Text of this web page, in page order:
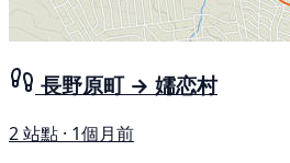
長野原町 → 嬬恋村
2 站點 · 1個月前